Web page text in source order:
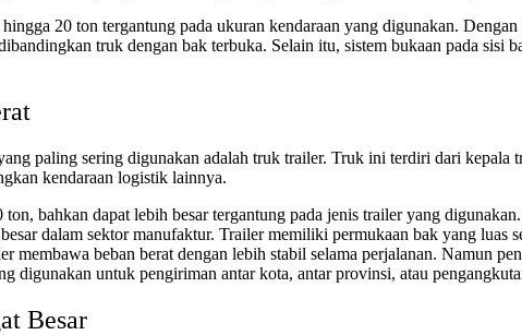
20 ton tergantung pada ukuran kendaraan yang digunakan.
truk dengan bak terbuka. Selain itu, sistem bukaan pada sisi
paling sering digunakan adalah truk trailer. Truk ini terdiri dari
kendaraan logistik lainnya.
bahkan dapat lebih besar tergantung pada jenis trailer yang
dalam sektor manufaktur. Trailer memiliki permukaan bak yang luas
membawa beban berat dengan lebih stabil selama perjalanan. Namun
digunakan untuk pengiriman antar kota, antar provinsi, atau
Besar